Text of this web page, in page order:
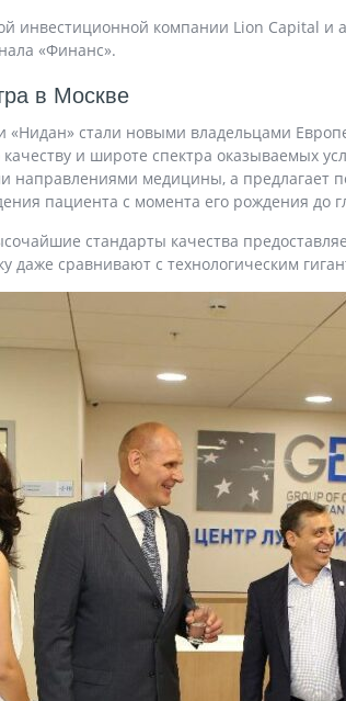
инвестиционной компании Lion Capital
«Финанс».
в Москве
стали новыми владельцами
и широте спектра оказываемых
направлениями медицины, а предлагает
пациента с момента его рождения до
стандарты качества
даже сравнивают с технологическим